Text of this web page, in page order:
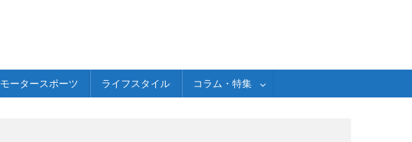
モータースポーツ ライフスタイル コラム・特集